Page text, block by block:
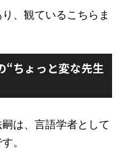
、観ているこちらま
“ちょっと変な先生
は、言語学者として
。